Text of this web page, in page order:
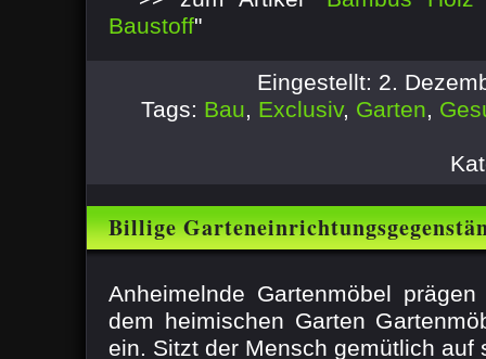
Baustoff"
Eingestellt: 2.
Tags: Bau, Exclusiv, Garten,
Billige
Anheimelnde Gartenmöbel
dem heimischen Garten
ein. Sitzt der Mensch gemütlich auf